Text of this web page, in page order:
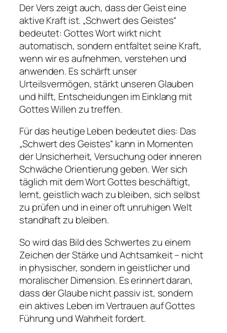
Der Vers zeigt auch, dass der Geist eine
aktive Kraft ist. „Schwert des Geistes“
bedeutet: Gottes Wort wirkt nicht
automatisch, sondern entfaltet seine Kraft,
wenn wir es aufnehmen, verstehen und
anwenden. Es schärft unser
Urteilsvermögen, stärkt unseren Glauben
und hilft, Entscheidungen im Einklang mit
Gottes Willen zu treffen.
Für das heutige Leben bedeutet dies: Das
„Schwert des Geistes“ kann in Momenten
der Unsicherheit, Versuchung oder inneren
Schwäche Orientierung geben. Wer sich
täglich mit dem Wort Gottes beschäftigt,
lernt, geistlich wach zu bleiben, sich selbst
zu prüfen und in einer oft unruhigen Welt
standhaft zu bleiben.
So wird das Bild des Schwertes zu einem
Zeichen der Stärke und Achtsamkeit – nicht
in physischer, sondern in geistlicher und
moralischer Dimension. Es erinnert daran,
dass der Glaube nicht passiv ist, sondern
ein aktives Leben im Vertrauen auf Gottes
Führung und Wahrheit fordert.